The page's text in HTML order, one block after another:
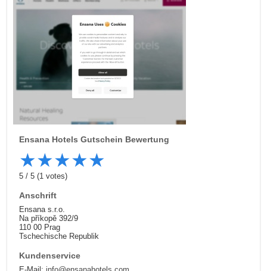
Ensana Hotels Gutschein Bewertung
★★★★★
5/5 (1 votes)
Anschrift
Ensana s.r.o.
Na příkopě 392/9
110 00 Prag
Tschechische Republik
Kundenservice